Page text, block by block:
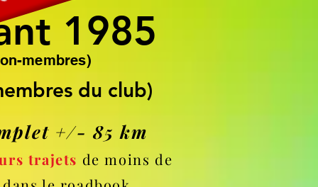
membres)
1985
1985
du club)
du club)
+/- 85 km
trajets de moins de